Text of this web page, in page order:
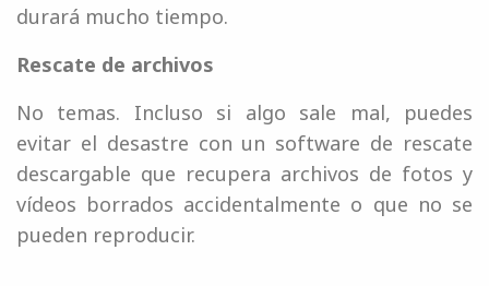
durará mucho tiempo.
Rescate de archivos
No temas. Incluso si algo sale mal, puedes
evitar el desastre con un software de rescate
descargable que recupera archivos de fotos y
vídeos borrados accidentalmente o que no se
pueden reproducir.